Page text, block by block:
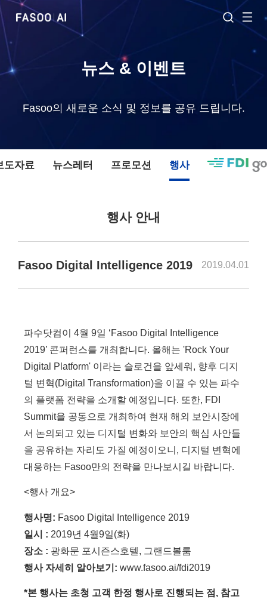
뉴스 & 이벤트
Fasoo의 새로운 소식 및 정보를 공유 드립니다.
도자료 뉴스레터 프로모션 행사
행사 안내
Fasoo Digital Intelligence 2019 2019.04.01
파수닷컴이 4월 9일 ‘Fasoo Digital Intelligence
2019’ 콘퍼런스를 개최합니다. 올해는 'Rock Your
Digital Platform' 이라는 슬로건을 앞세워, 향후 디지
털 변혁(Digital Transformation)을 이끌 수 있는 파수
의 플랫폼 전략을 소개할 예정입니다. 또한, FDI
Summit을 공동으로 개최하여 현재 해외 보안시장에
서 논의되고 있는 디지털 변화와 보안의 핵심 사안들
을 공유하는 자리도 가질 예정이오니, 디지털 변혁에
대응하는 Fasoo만의 전략을 만나보시길 바랍니다.
<행사 개요>
행사명: Fasoo Digital Intelligence 2019
일시 : 2019년 4월9일(화)
장소 : 광화문 포시즌스호텔, 그랜드볼룸
행사 자세히 알아보기: www.fasoo.ai/fdi2019
*본 행사는 초청 고객 한정 행사로 진행되는 점, 참고